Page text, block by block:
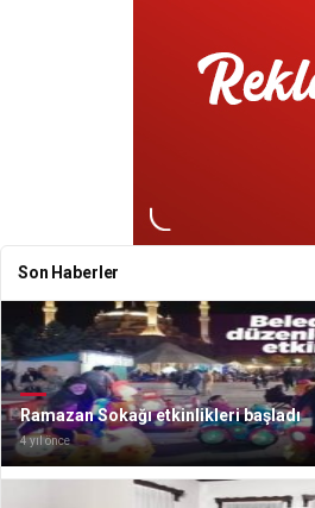
Son Haberler
Ramazan Sokağı etkinlikleri başladı
4 yıl önce